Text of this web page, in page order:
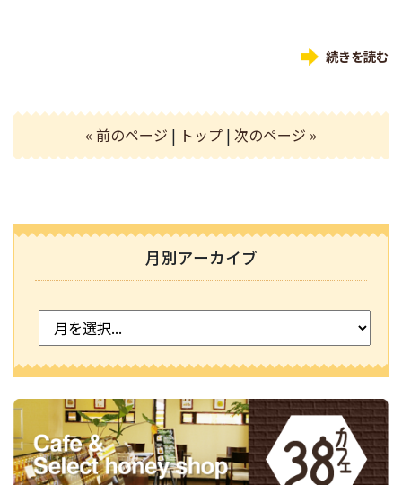
続きを読む
« 前のページ | トップ | 次のページ »
月別アーカイブ